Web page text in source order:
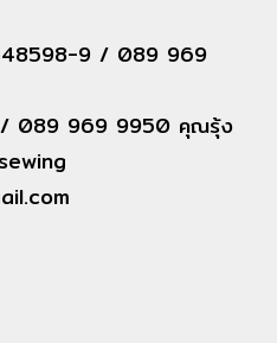
9 / 089 969
089 969 9950 คุณรุ้ง